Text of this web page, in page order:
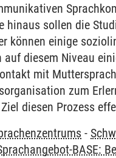
hinaus sollen die
können einige
diesem Niveau
mit
zum
diesen Prozess
-
BASE: